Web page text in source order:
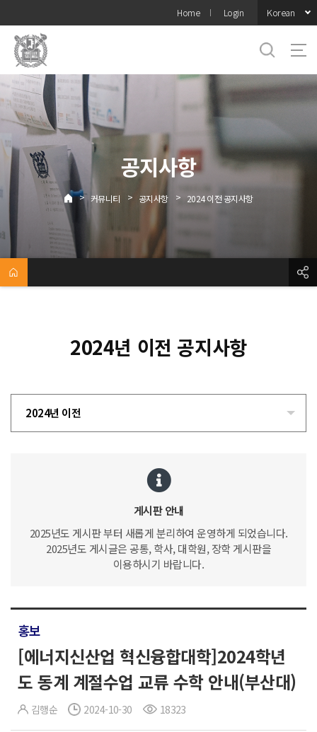
메뉴
Home Login Korean
공지사항
> 커뮤니티 > 공지사항 > 2024 이전 공지사항
2024년 이전 공지사항
2024년 이전
게시판 안내
2025년도 게시판 부터 새롭게 분리하여 운영하게 되었습니다.
2025년도 게시글은 공통, 학사, 대학원, 장학 게시판을
이용하시기 바랍니다.
홍보
[에너지신산업 혁신융합대학]2024학년
도 동계 계절수업 교류 수학 안내(부산대)
김행순 2024-10-30 18323